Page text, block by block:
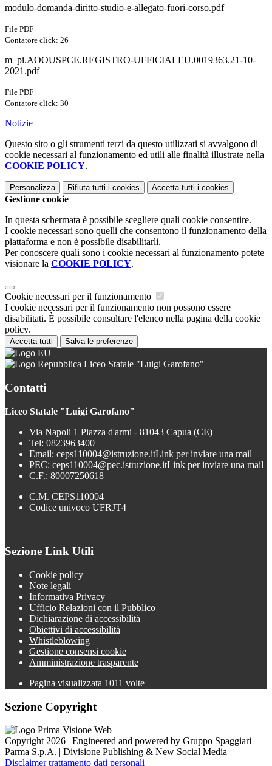
modulo-domanda-diritto-studio-e-allegato-fuori-corso.pdf
File PDF
Contatore click: 26
m_pi.AOOUSPCE.REGISTRO-UFFICIALEU.0019363.21-10-
2021.pdf
File PDF
Contatore click: 30
Notizie
Questo sito o gli strumenti terzi da questo utilizzati si avvalgono di
cookie necessari al funzionamento ed utili alle finalità illustrate nella
COOKIE POLICY.
Personalizza Rifiuta tutti i cookies Accetta tutti i cookies
Gestione cookie
In questa schermata è possibile scegliere quali cookie consentire.
I cookie necessari sono quelli che consentono il funzionamento della
piattaforma e non è possibile disabilitarli.
Per conoscere quali sono i cookie necessari al funzionamento potete
visionare la COOKIE POLICY.
Cookie necessari per il funzionamento
I cookie necessari per il funzionamento non possono essere
disabilitati. È possibile consultare l'elenco nella pagina della cookie
policy.
Accetta tutti Salva le preferenze
Liceo Statale "Luigi Garofano"
Contatti
Liceo Statale "Luigi Garofano"
Via Napoli 1 Piazza d'armi - 81043 Capua (CE)
Tel: 0823963400
Email: ceps110004@istruzione.itLink per inviare una mail
PEC: ceps110004@pec.istruzione.itLink per inviare una mail
C.F.: 80007250618
C.M. CEPS110004
Codice univoco UFRJT4
Sezione Link Utili
Cookie policy
Note legali
Informativa Privacy
Ufficio Relazioni con il Pubblico
Dichiarazione di accessibilità
Obiettivi di accessibilità
Whistleblowing
Gestione consensi cookie
Amministrazione trasparente
Pagina visualizzata 1011 volte
Sezione Copyright
Copyright 2026 | Engineered and powered by Gruppo Spaggiari
Parma S.p.A. | Divisione Publishing & New Social Media
Disclaimer trattamento dati personali